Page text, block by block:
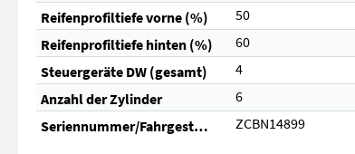
Reifenprofiltiefe vorne (%)
50
Reifenprofiltiefe hinten (%)
60
Steuergeräte DW (gesamt)
4
Anzahl der Zylinder
6
Seriennummer/Fahrgestellnummer
ZCBN14899